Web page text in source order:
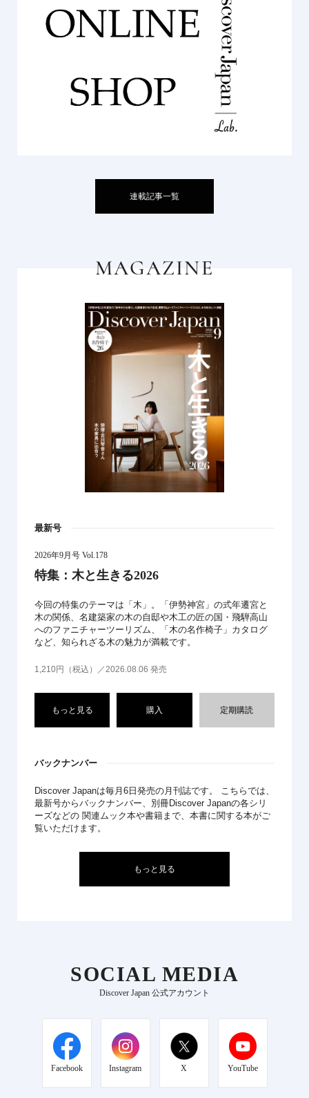
連載記事一覧
MAGAZINE
最新号
2026年9月号 Vol.178
特集：木と生きる2026
今回の特集のテーマは「木」。「伊勢神宮」の式年遷宮と
木の関係、名建築家の木の自邸や木工の匠の国・飛騨高山
へのファニチャーツーリズム、「木の名作椅子」カタログ
など、知られざる木の魅力が満載です。
1,210円（税込）／2026.08.06 発売
もっと見る 購入 定期購読
バックナンバー
Discover Japanは毎月6日発売の月刊誌です。 こちらでは、
最新号からバックナンバー、別冊Discover Japanの各シリ
ーズなどの 関連ムック本や書籍まで、本書に関する本がご
覧いただけます。
もっと見る
SOCIAL MEDIA
Discover Japan 公式アカウント
Facebook Instagram X YouTube